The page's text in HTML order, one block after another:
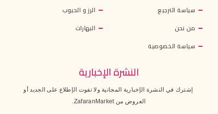
سياسة الترجيع
من نحن
سياسة الخصوصية
الرز و الحبوب
البهارات
النشرة الإخبارية
إشترك في النشرة الإخبارية المجانية ولا تفوت الإطلاع على الجديد أو
العروض من ZafaranMarket.